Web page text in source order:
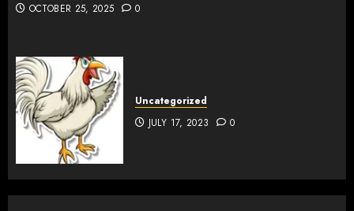
OCTOBER 25, 2025 0
Uncategorized
JULY 17, 2023
0